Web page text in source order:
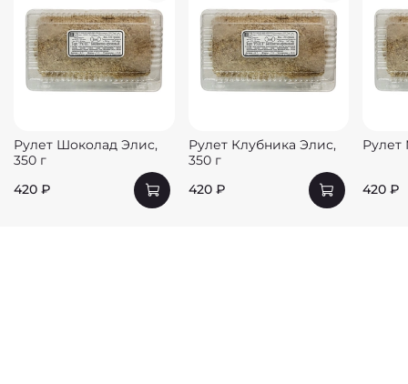
Рулет Шоколад Элис,
350 г
420 ₽
Рулет Клубника Элис,
350 г
420 ₽
Рулет
420 ₽